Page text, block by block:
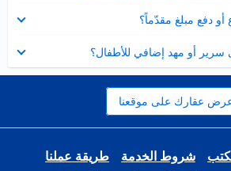
أو دفع مبلغ مقدّماً؟
أو مهد إضافي للأطفال؟
عقارك على موقعنا
شروط الخدمة
طريقة عملنا